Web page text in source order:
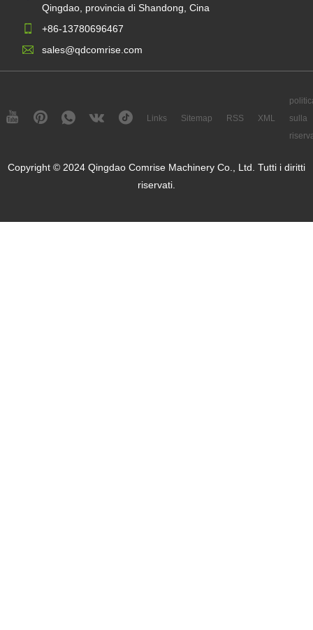
Qingdao, provincia di Shandong, Cina
+86-13780696467
sales@qdcomrise.com
Links Sitemap RSS XML
sulla
Copyright © 2024 Qingdao Comrise Machinery Co., Ltd. Tutti i diritti
riservati.